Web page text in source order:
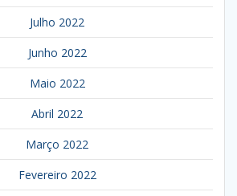
Julho 2022
Junho 2022
Maio 2022
Abril 2022
Março 2022
Fevereiro 2022